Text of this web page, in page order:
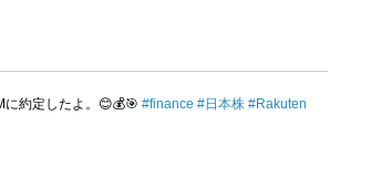
約定したよ。😊💰🎯 #finance #日本株 #Rakuten